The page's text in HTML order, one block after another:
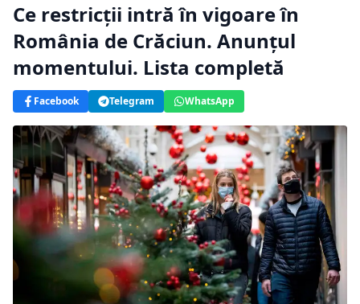
Ce restricții intră în vigoare în
România de Crăciun. Anunțul
momentului. Lista completă
Facebook Telegram WhatsApp